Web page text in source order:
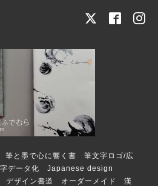
筆と墨で心に響く書 筆文字ロゴ/広
データ化 Japanese design
ザイン書道 オーダーメイド 漢